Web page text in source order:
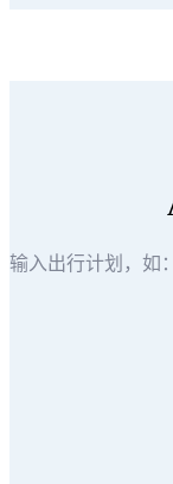
输入出行计划，如